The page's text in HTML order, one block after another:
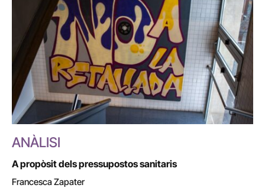
ANÀLISI
A propòsit dels pressupostos sanitaris
Francesca Zapater